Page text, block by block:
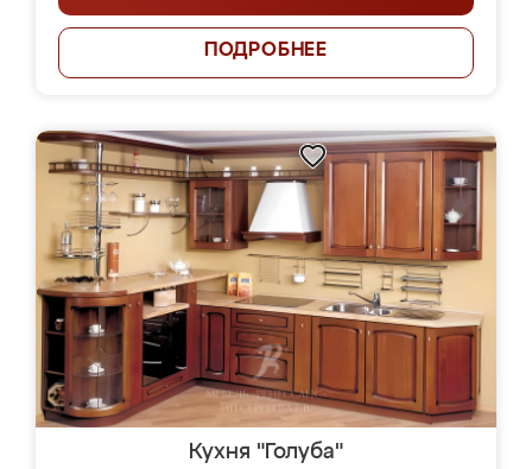
ПОДРОБНЕЕ
Кухня "Голуба"